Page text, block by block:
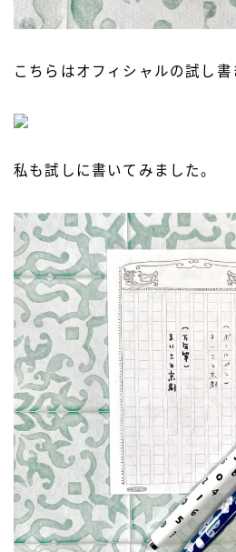
こちらはオフィシャルの試し書
私も試しに書いてみました。